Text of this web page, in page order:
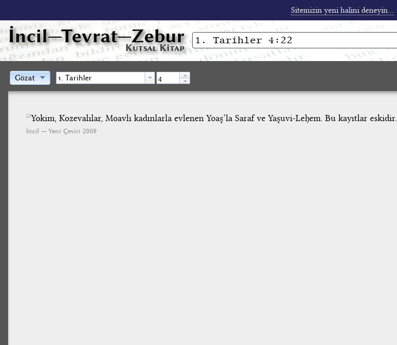
Sitemizin yeni halini deneyin...
İncil—Tevrat—Zebur
Kutsal Kitap
Gözat
22Yokim, Kozevalılar, Moavlı kadınlarla evlenen Yoaş’la Saraf ve Yaşuvi-Lehem. Bu kayıtlar eskidir.
İncil — Yeni Çeviri 2009